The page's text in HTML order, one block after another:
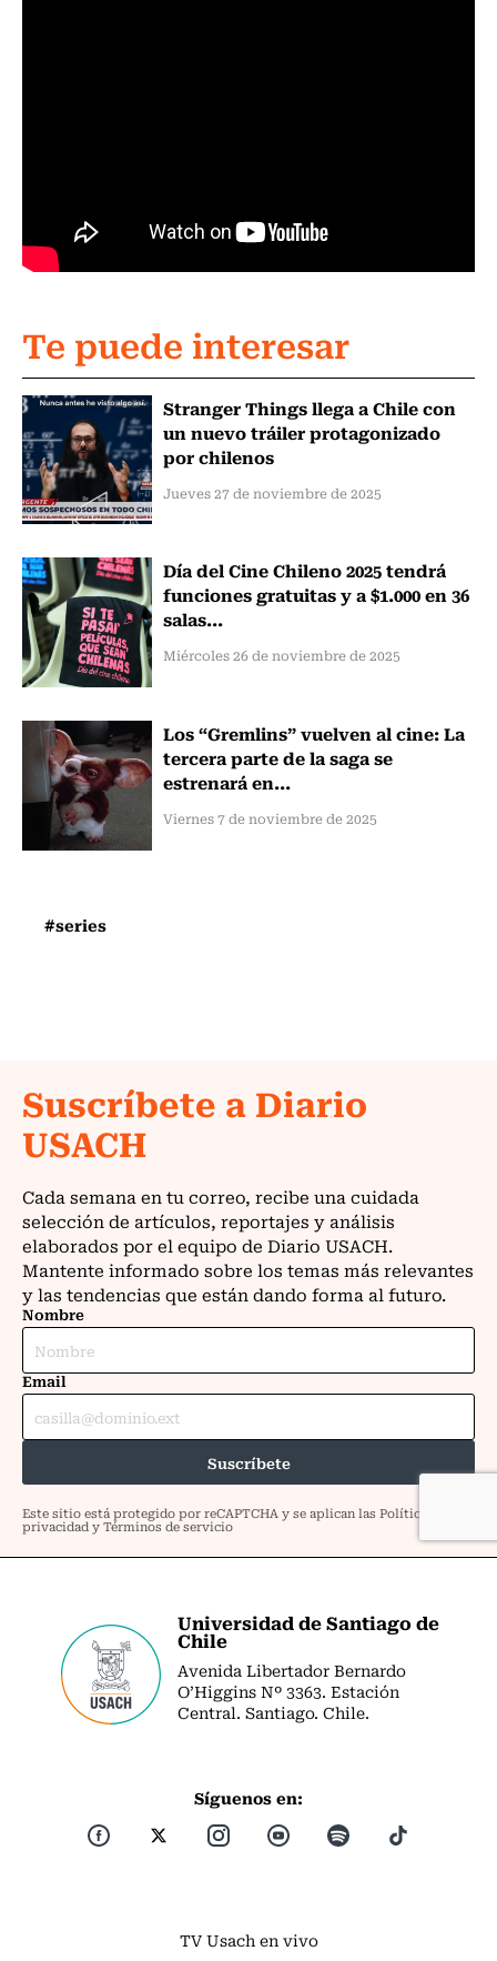
Te puede interesar
Stranger Things llega a Chile con
un nuevo tráiler protagonizado
por chilenos
Jueves 27 de noviembre de 2025
Día del Cine Chileno 2025 tendrá
funciones gratuitas y a $1.000 en 36
salas...
Miércoles 26 de noviembre de 2025
Los “Gremlins” vuelven al cine: La
tercera parte de la saga se
estrenará en...
Viernes 7 de noviembre de 2025
#series
Universidad de Santiago de
Chile
Avenida Libertador Bernardo
O’Higgins Nº 3363. Estación
Central. Santiago. Chile.
Síguenos en:
TV Usach en vivo